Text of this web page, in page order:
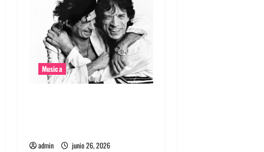
Musica
admin junio 26, 2026